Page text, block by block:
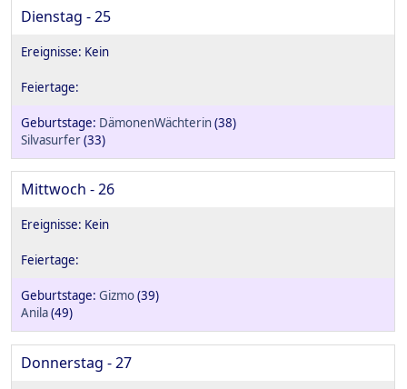
Dienstag - 25
DämonenWächterin(38)
Silvasurfer(33)
Mittwoch - 26
Gizmo(39)
Anila(49)
Donnerstag - 27